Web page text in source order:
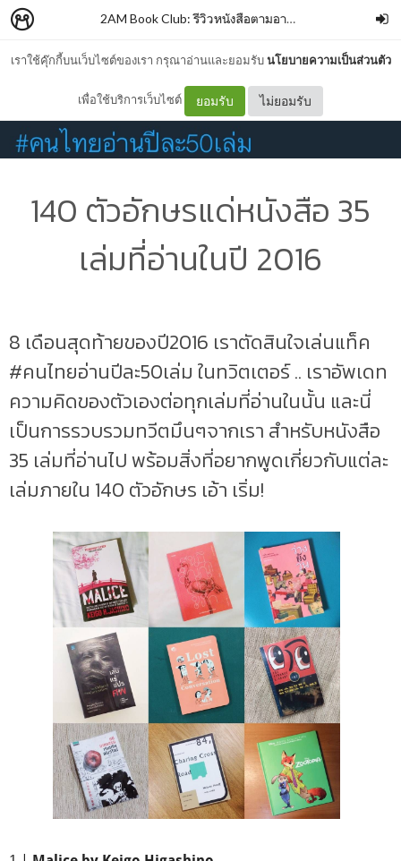
เราใช้คุ๊กกี้บนเว็บไซต์ของเรา กรุณาอ่านและยอมรับนโยบายความเป็นส่วนตัว
เพื่อใช้บริการเว็บไซต์ ยอมรับ ไม่ยอมรับ
2AM Book Club: รีวิวหนังสือตามอารมณ์
140 ตัวอักษรแด่หนังสือ 35
เล่มที่อ่านในปี 2016
8 เดือนสุดท้ายของปี2016 เราตัดสินใจเล่นแท็ค
#คนไทยอ่านปีละ50เล่ม ในทวิตเตอร์ .. เราอัพเดท
ความคิดของตัวเองต่อทุกเล่มที่อ่านในนั้น และนี่
เป็นการรวบรวมทวีตมึนๆจากเรา สำหรับหนังสือ
35 เล่มที่อ่านไป พร้อมสิ่งที่อยากพูดเกี่ยวกับแต่ละ
เล่มภายใน 140 ตัวอักษร เอ้า เริ่ม!